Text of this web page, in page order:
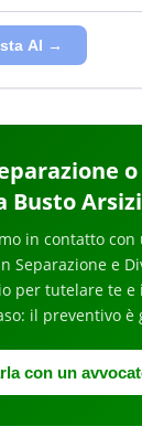
AI →
Busto
in contatto con
Separazione e
per tutelare te e
il preventivo è
con un